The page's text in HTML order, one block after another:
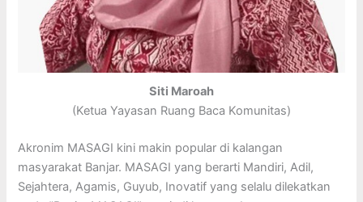
Siti Maroah
(Ketua Yayasan Ruang Baca Komunitas)
Akronim MASAGI kini makin popular di kalangan
masyarakat Banjar. MASAGI yang berarti Mandiri, Adil,
Sejahtera, Agamis, Guyub, Inovatif yang selalu dilekatkan